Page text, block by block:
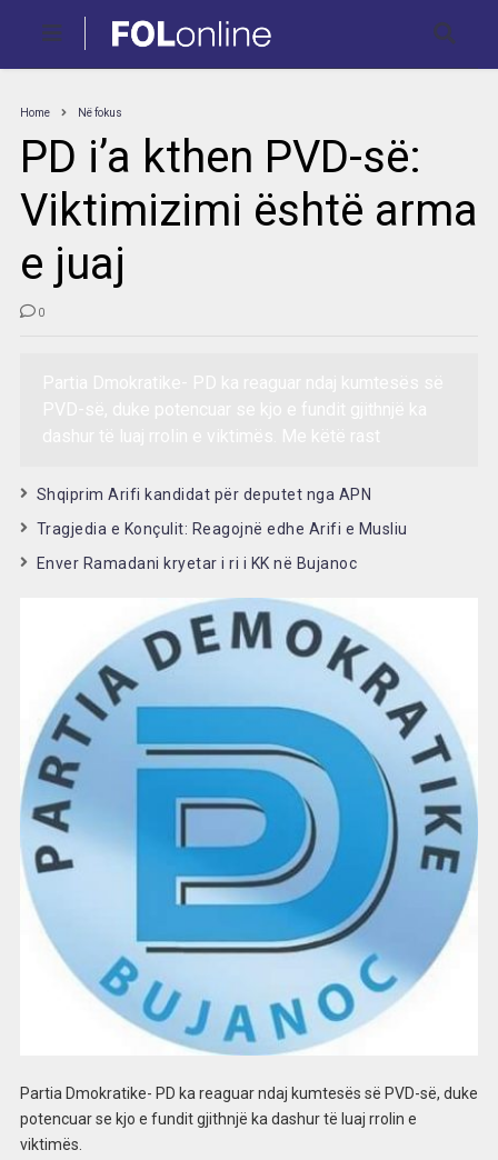
Home Në fokus
PD i’a kthen PVD-së:
Viktimizimi është arma
e juaj
0
Shqiprim Arifi kandidat për deputet nga APN
Tragjedia e Konçulit: Reagojnë edhe Arifi e Musliu
Enver Ramadani kryetar i ri i KK në Bujanoc
Partia Dmokratike- PD ka reaguar ndaj kumtesës së PVD-së, duke
potencuar se kjo e fundit gjithnjë ka dashur të luaj rrolin e
viktimës.